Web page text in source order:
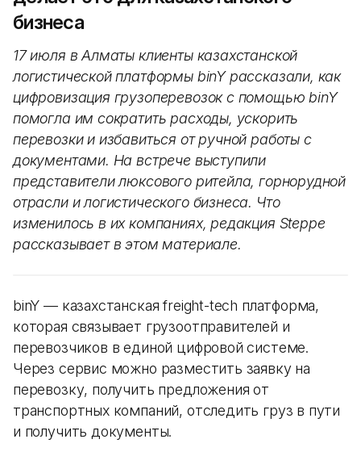
бизнеса
17 июля в Алматы клиенты казахстанской
логистической платформы binY рассказали, как
цифровизация грузоперевозок с помощью binY
помогла им сократить расходы, ускорить
перевозки и избавиться от ручной работы с
документами. На встрече выступили
представители люксового ритейла, горнорудной
отрасли и логистического бизнеса. Что
изменилось в их компаниях, редакция Steppe
рассказывает в этом материале.
binY — казахстанская freight-tech платформа,
которая связывает грузоотправителей и
перевозчиков в единой цифровой системе.
Через сервис можно разместить заявку на
перевозку, получить предложения от
транспортных компаний, отследить груз в пути
и получить документы.